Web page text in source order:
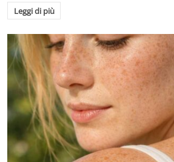
Leggi di più